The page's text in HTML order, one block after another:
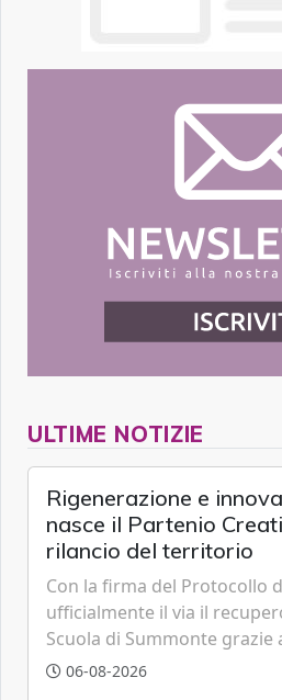
ULTIME NOTIZIE
Rigenerazione e
nasce il Partenio
rilancio del territorio
Con la firma del Protocollo
ufficialmente il via il
Scuola di Summonte grazie
partenariato pubblico-
06-08-2026